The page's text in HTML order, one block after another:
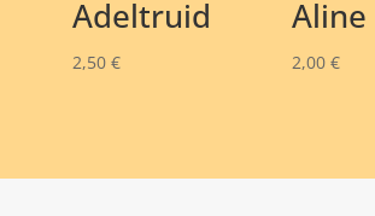
Adeltruid
2,50 €
Aline
2,00€